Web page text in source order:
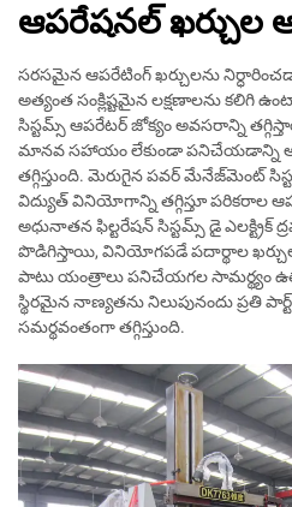
ఆపరేషనల్ ఖర్చుల
సరసమైన ఆపరేటింగ్ ఖర్చులను
అత్యంత సంక్లిష్టమైన లక్షణాలను కలిగి
సిస్టమ్స్ ఆపరేటర్ జోక్యం అవసరాన్ని
మానవ సహాయం లేకుండా పనిచేయడాన్ని
తగ్గిస్తుంది. మెరుగైన పవర్ మేనేజ్‌మెంట్
విద్యుత్ వినియోగాన్ని తగ్గిస్తూ పరికరాల
అధునాతన ఫిల్టరేషన్ సిస్టమ్స్ డై
పొడిగిస్తాయి, వినియోగపడే పదార్థాల
పాటు యంత్రాలు పనిచేయగల సామర్థ్యం
స్థిరమైన నాణ్యతను నిలుపునందు ప్రతి
సమర్థవంతంగా తగ్గిస్తుంది.